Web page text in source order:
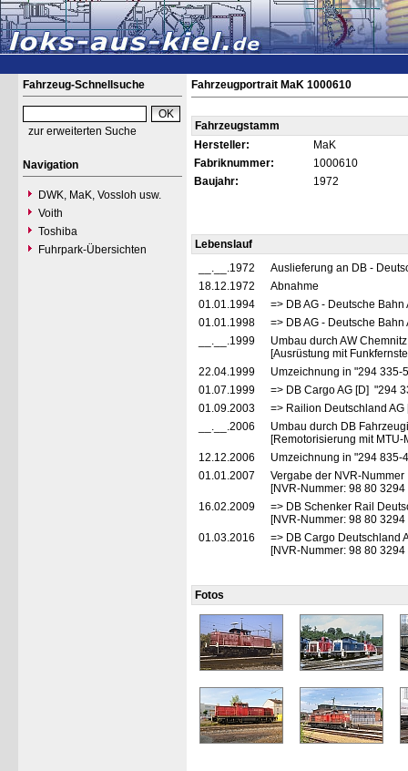
Fahrzeug-Schnellsuche
zur erweiterten Suche
Navigation
DWK, MaK, Vossloh usw.
Voith
Toshiba
Fuhrpark-Übersichten
Fahrzeugportrait MaK 1000610
Fahrzeugstamm
Hersteller:
MaK
Fabriknummer:
1000610
Baujahr:
1972
Lebenslauf
__.__.1972
Auslieferung an DB -
18.12.1972
Abnahme
01.01.1994
=> DB AG - Deutsche
01.01.1998
=> DB AG - Deutsche
__.__.1999
Umbau durch AW
[Ausrüstung mit
22.04.1999
Umzeichnung in "294 335-
01.07.1999
=> DB Cargo AG [D] "294
01.09.2003
=> Railion Deutschland
__.__.2006
Umbau durch DB
[Remotorisierung mit
12.12.2006
Umzeichnung in "294 835-
01.01.2007
Vergabe der NVR-Nummer
[NVR-Nummer: 98 80
16.02.2009
=> DB Schenker Rail
[NVR-Nummer: 98 80
01.03.2016
=> DB Cargo Deutschland
[NVR-Nummer: 98 80
Fotos